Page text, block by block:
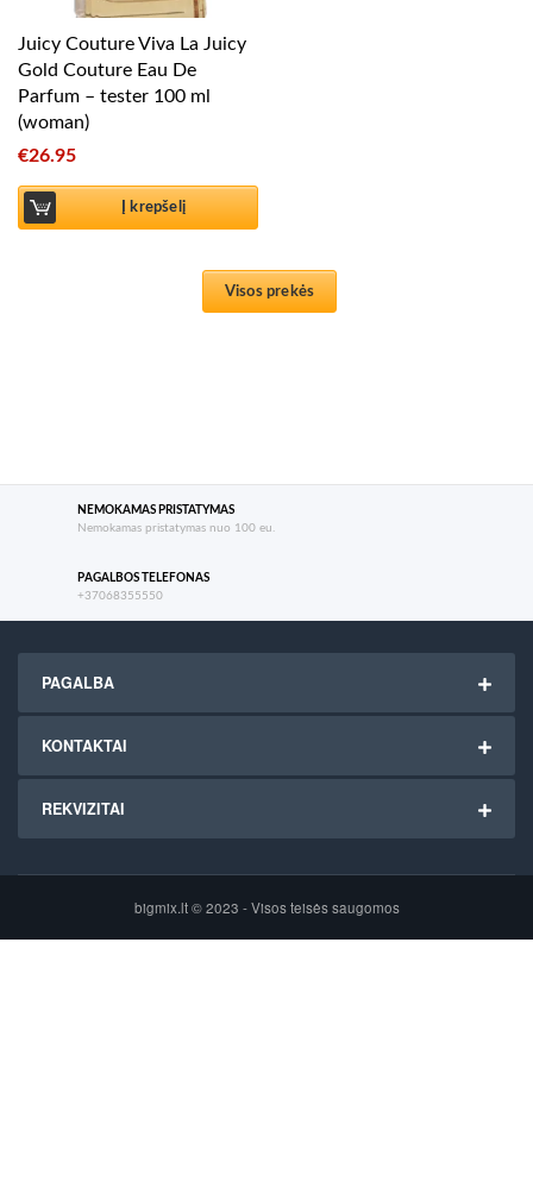
Juicy Couture Viva La Juicy
Gold Couture Eau De
Parfum – tester 100 ml
(woman)
€26.95
Į krepšelį
Visos prekės
NEMOKAMAS PRISTATYMAS
Nemokamas pristatymas nuo 100 eu.
PAGALBOS TELEFONAS
+37068355550
PAGALBA
KONTAKTAI
REKVIZITAI
bigmix.lt © 2023 - Visos teisės saugomos